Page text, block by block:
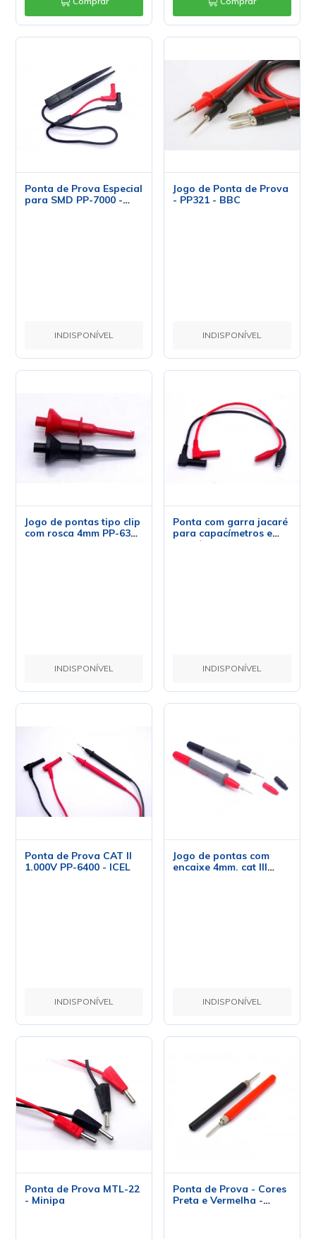
Ponta de Prova Especial
para SMD PP-7000 -
INDISPONÍVEL
Jogo de Ponta de Prova
- PP321 - BBC
INDISPONÍVEL
Jogo de pontas tipo clip
com rosca 4mm PP-6300
INDISPONÍVEL
Ponta com garra jacaré
para capacímetros e
indutímetros PP-6050 -
INDISPONÍVEL
Ponta de Prova CAT II
1.000V PP-6400 - ICEL
INDISPONÍVEL
Jogo de pontas com
encaixe 4mm. cat III
INDISPONÍVEL
Ponta de Prova MTL-22
- Minipa
Ponta de Prova - Cores
Preta e Vermelha -